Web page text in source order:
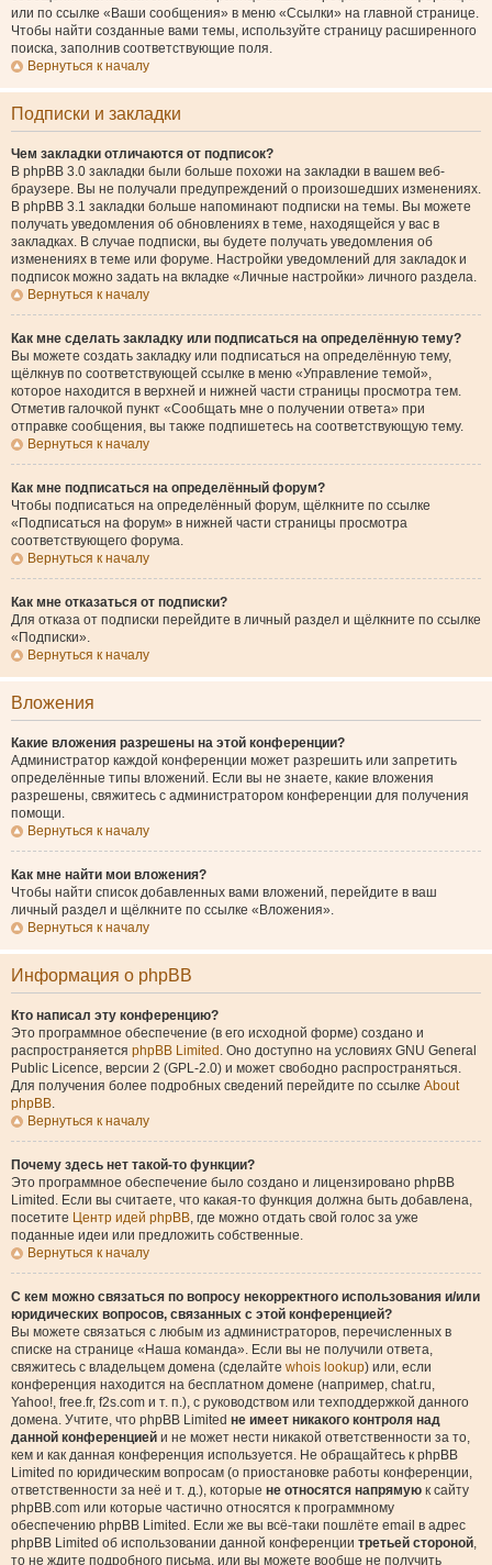
или по ссылке «Ваши сообщения» в меню «Ссылки» на главной странице.
Чтобы найти созданные вами темы, используйте страницу расширенного
поиска, заполнив соответствующие поля.
Вернуться к началу
Подписки и закладки
Чем закладки отличаются от подписок?
В phpBB 3.0 закладки были больше похожи на закладки в вашем веб-
браузере. Вы не получали предупреждений о произошедших изменениях.
В phpBB 3.1 закладки больше напоминают подписки на темы. Вы можете
получать уведомления об обновлениях в теме, находящейся у вас в
закладках. В случае подписки, вы будете получать уведомления об
изменениях в теме или форуме. Настройки уведомлений для закладок и
подписок можно задать на вкладке «Личные настройки» личного раздела.
Вернуться к началу
Как мне сделать закладку или подписаться на определённую тему?
Вы можете создать закладку или подписаться на определённую тему,
щёлкнув по соответствующей ссылке в меню «Управление темой»,
которое находится в верхней и нижней части страницы просмотра тем.
Отметив галочкой пункт «Сообщать мне о получении ответа» при
отправке сообщения, вы также подпишетесь на соответствующую тему.
Вернуться к началу
Как мне подписаться на определённый форум?
Чтобы подписаться на определённый форум, щёлкните по ссылке
«Подписаться на форум» в нижней части страницы просмотра
соответствующего форума.
Вернуться к началу
Как мне отказаться от подписки?
Для отказа от подписки перейдите в личный раздел и щёлкните по ссылке
«Подписки».
Вернуться к началу
Вложения
Какие вложения разрешены на этой конференции?
Администратор каждой конференции может разрешить или запретить
определённые типы вложений. Если вы не знаете, какие вложения
разрешены, свяжитесь с администратором конференции для получения
помощи.
Вернуться к началу
Как мне найти мои вложения?
Чтобы найти список добавленных вами вложений, перейдите в ваш
личный раздел и щёлкните по ссылке «Вложения».
Вернуться к началу
Информация о phpBB
Кто написал эту конференцию?
Это программное обеспечение (в его исходной форме) создано и
распространяется phpBB Limited . Оно доступно на условиях GNU General
Public Licence, версии 2 (GPL-2.0) и может свободно распространяться.
Для получения более подробных сведений перейдите по ссылке About
phpBB.
Вернуться к началу
Почему здесь нет такой-то функции?
Это программное обеспечение было создано и лицензировано phpBB
Limited. Если вы считаете, что какая-то функция должна быть добавлена,
посетите Центр идей phpBB, где можно отдать свой голос за уже
поданные идеи или предложить собственные.
Вернуться к началу
С кем можно связаться по вопросу некорректного использования и/или
юридических вопросов, связанных с этой конференцией?
Вы можете связаться с любым из администраторов, перечисленных в
списке на странице «Наша команда». Если вы не получили ответа,
свяжитесь с владельцем домена (сделайте whois lookup) или, если
конференция находится на бесплатном домене (например, chat.ru,
Yahoo!, free.fr, f2s.com и т. п.), с руководством или техподдержкой данного
домена. Учтите, что phpBB Limited не имеет никакого контроля над
данной конференцией и не может нести никакой ответственности за то,
кем и как данная конференция используется. Не обращайтесь к phpBB
Limited по юридическим вопросам (о приостановке работы конференции,
ответственности за неё и т. д.), которые не относятся напрямую к сайту
phpBB.com или которые частично относятся к программному
обеспечению phpBB Limited. Если же вы всё-таки пошлёте email в адрес
phpBB Limited об использовании данной конференции третьей стороной,
то не ждите подробного письма, или вы можете вообще не получить